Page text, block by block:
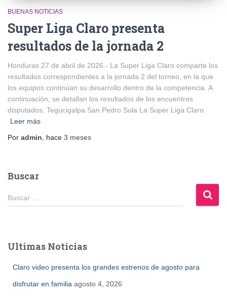
BUENAS NOTICIAS
Super Liga Claro presenta
resultados de la jornada 2
Honduras 27 de abril de 2026.- La Super Liga Claro comparte los
resultados correspondientes a la jornada 2 del torneo, en la que
los equipos continúan su desarrollo dentro de la competencia. A
continuación, se detallan los resultados de los encuentros
disputados: Tegucigalpa San Pedro Sula La Super Liga Claro
Leer más
Por admin , hace 3 meses
Buscar
B
u
r
Buscar …
Ultimas Noticias
Claro video presenta los grandes estrenos de agosto para
disfrutar en familia agosto 4, 2026